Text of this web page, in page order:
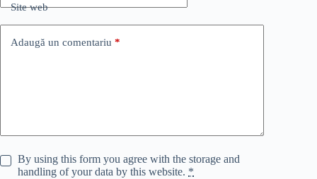
Site web
Adaugă un comentariu *
By using this form you agree with the storage and
handling of your data by this website. *